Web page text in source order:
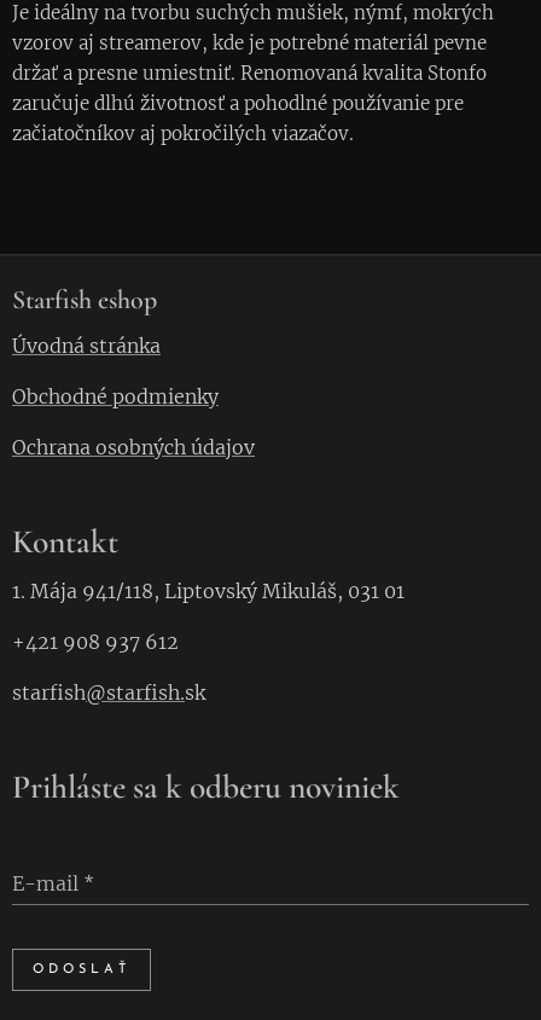
Je ideálny na tvorbu suchých mušiek, nýmf, mokrých
vzorov aj streamerov, kde je potrebné materiál pevne
držať a presne umiestniť. Renomovaná kvalita Stonfo
zaručuje dlhú životnosť a pohodlné používanie pre
začiatočníkov aj pokročilých viazačov.
Starfish eshop
Úvodná stránka
Obchodné podmienky
Ochrana osobných údajov
Kontakt
1. Mája 941/118, Liptovský Mikuláš, 031 01
+421 908 937 612
starfish@starfish.sk
Prihláste sa k odberu noviniek
E-mail
ODOSLAŤ